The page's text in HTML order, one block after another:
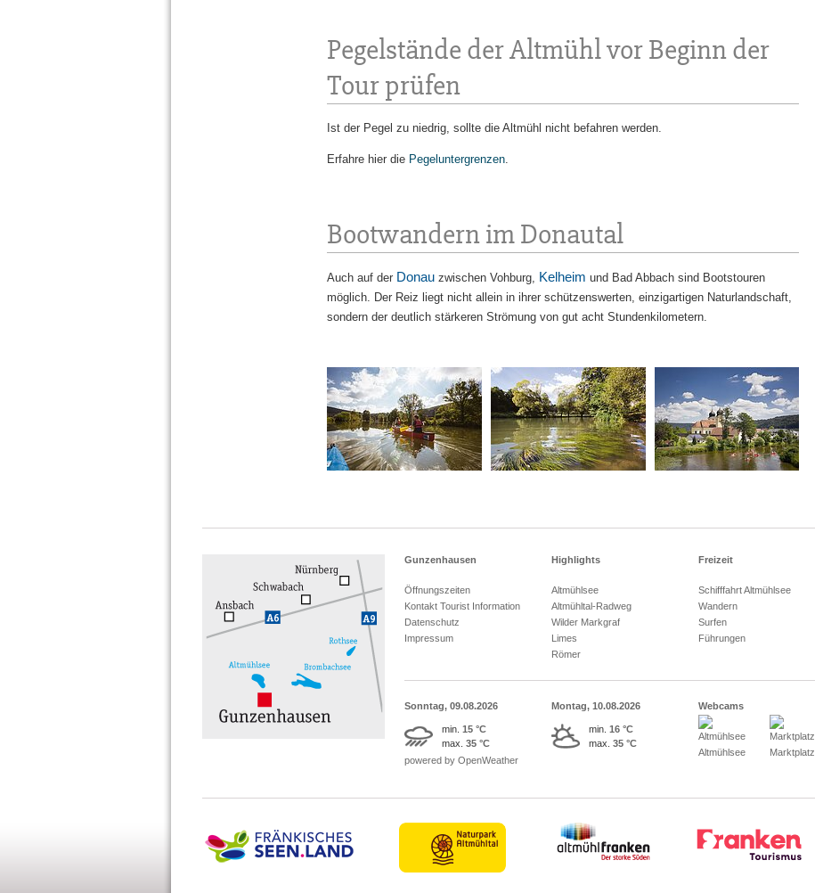
Pegelstände der Altmühl vor Beginn der
Tour prüfen
Ist der Pegel zu niedrig, sollte die Altmühl nicht befahren werden.
Erfahre hier die Pegeluntergrenzen.
Bootwandern im Donautal
Auch auf der Donau zwischen Vohburg, Kelheim und Bad Abbach sind Bootstouren
möglich. Der Reiz liegt nicht allein in ihrer schützenswerten, einzigartigen Naturlandschaft,
sondern der deutlich stärkeren Strömung von gut acht Stundenkilometern.
Gunzenhausen
Öffnungszeiten
Kontakt Tourist Information
Datenschutz
Impressum
Highlights
Altmühlsee
Altmühltal-Radweg
Wilder Markgraf
Limes
Römer
Freizeit
Schifffahrt Altmühlsee
Wandern
Surfen
Führungen
Sonntag, 09.08.2026
min. 15 °C
max. 35 °C
Montag, 10.08.2026
min. 16 °C
max. 35 °C
powered by OpenWeather
Webcams
Altmühlsee Marktplatz